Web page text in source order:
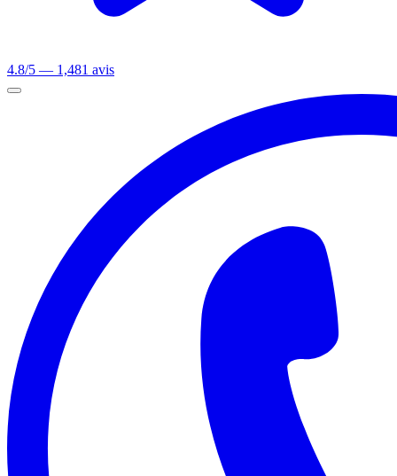
4.8/5 — 1,481 avis
Ouvrir le menu